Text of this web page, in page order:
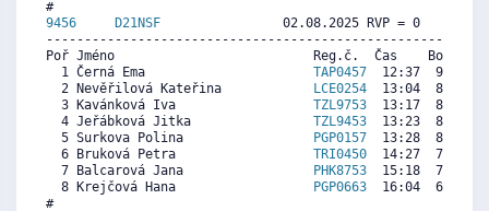
9456
D21NSF
02.08.2025 RVP = 0     IP
Poř Jméno                          Reg.č.  Čas    Body
  1 Černá Ema
TAP0457
12:37  9132
  2 Nevěřilová Kateřina
LCE0254
13:04  8825
  3 Kavánková Iva
TZL9753
13:17  8676
  4 Jeřábková Jitka
TZL9453
13:23  8608
  5 Surkova Polina
PGP0157
13:28  8551
  6 Bruková Petra
TRI0450
14:27  7879
  7 Balcarová Jana
PHK8753
15:18  7298
  8 Krejčová Hana
PGP0663
16:04  6774